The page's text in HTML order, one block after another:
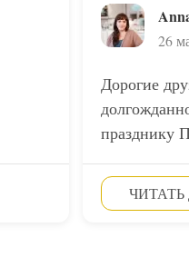
26
Дорогие
празднику